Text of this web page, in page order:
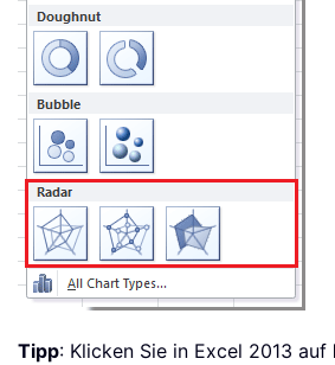
Tipp: Klicken Sie in Excel 2013 auf